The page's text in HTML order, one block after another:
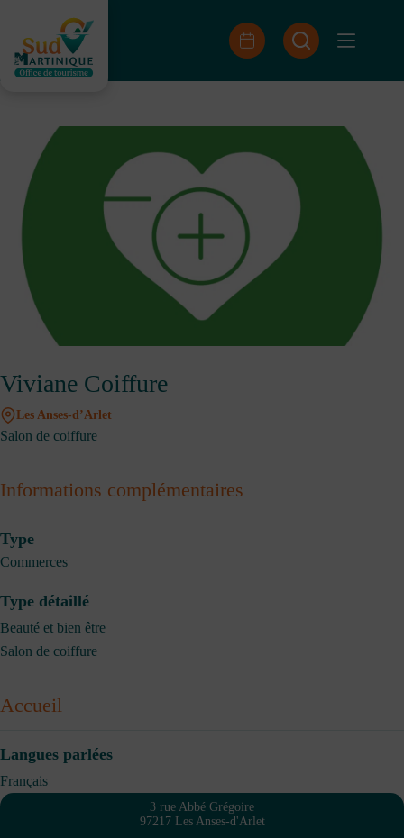
contenu
Viviane Coiffure
Les Anses-d’Arlet
Salon de coiffure
Informations complémentaires
Type
Commerces
Type détaillé
Beauté et bien être
Salon de coiffure
Accueil
Langues parlées
Français
3 rue Abbé Grégoire
97217 Les Anses-d'Arlet